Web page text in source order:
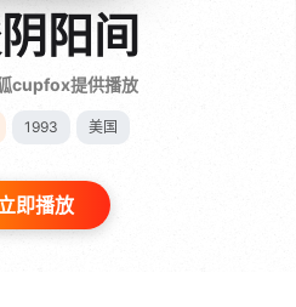
阳间
cupfox提供播放
1993 美国
即播放